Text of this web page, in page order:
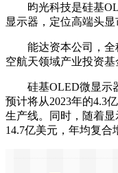
昀光科技是硅基
显示器，定位高端头
能达资本公司‌，全称
空航天领域产业投资
硅基OLED微显示器
预计将从2023年的4.3
生产线。同时，随着
14.7亿美元，年均复合